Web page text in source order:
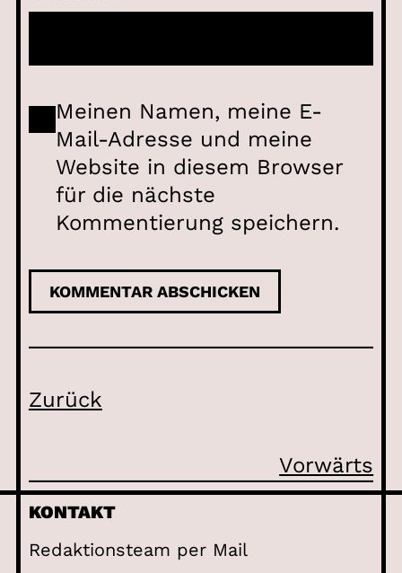
Meinen Namen, meine E-
Mail-Adresse und meine
Website in diesem Browser
für die nächste
Kommentierung speichern.
Zurück
Vorwärts
KONTAKT
Redaktionsteam per Mail